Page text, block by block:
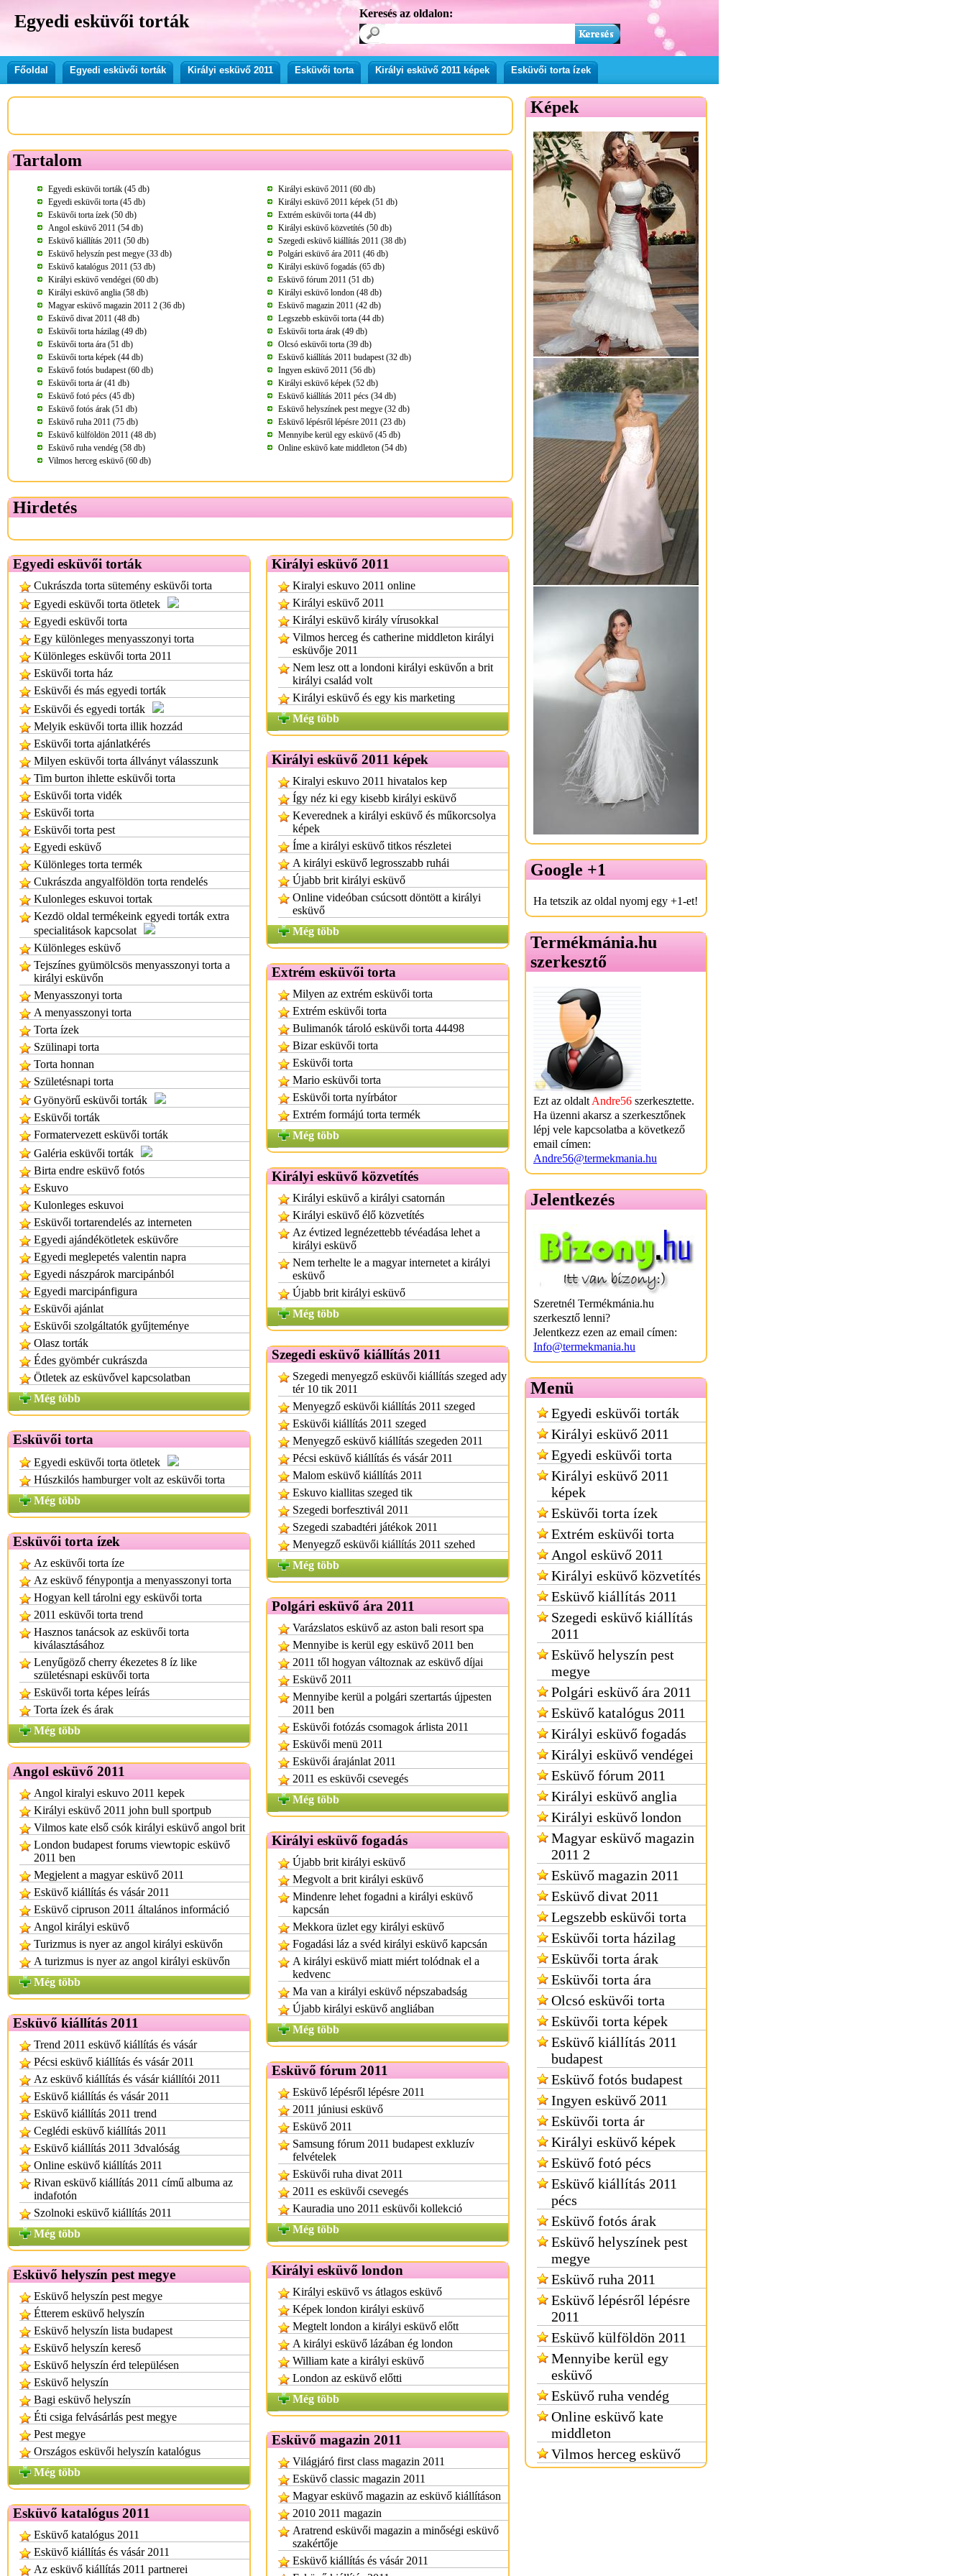
Egyedi esküvői torták Keresés az oldalon:
Főoldal Egyedi esküvői torták Királyi esküvő 2011 Esküvői torta Királyi esküvő 2011 képek Esküvői torta ízek
Tartalom
Egyedi esküvői torták (45 db)
Királyi esküvő 2011 (60 db)
Egyedi esküvői torta (45 db)
Királyi esküvő 2011 képek (51 db)
Esküvői torta ízek (50 db)
Extrém esküvői torta (44 db)
Angol esküvő 2011 (54 db)
Királyi esküvő közvetítés (50 db)
Esküvő kiállítás 2011 (50 db)
Szegedi esküvő kiállítás 2011 (38 db)
Esküvő helyszín pest megye (33 db)
Polgári esküvő ára 2011 (46 db)
Esküvő katalógus 2011 (53 db)
Királyi esküvő fogadás (65 db)
Királyi esküvő vendégei (60 db)
Esküvő fórum 2011 (51 db)
Királyi esküvő anglia (58 db)
Királyi esküvő london (48 db)
Magyar esküvő magazin 2011 2 (36 db)
Esküvő magazin 2011 (42 db)
Esküvő divat 2011 (48 db)
Legszebb esküvői torta (44 db)
Esküvői torta házilag (49 db)
Esküvői torta árak (49 db)
Esküvői torta ára (51 db)
Olcsó esküvői torta (39 db)
Esküvői torta képek (44 db)
Esküvő kiállítás 2011 budapest (32 db)
Esküvő fotós budapest (60 db)
Ingyen esküvő 2011 (56 db)
Esküvői torta ár (41 db)
Királyi esküvő képek (52 db)
Esküvő fotó pécs (45 db)
Esküvő kiállítás 2011 pécs (34 db)
Esküvő fotós árak (51 db)
Esküvő helyszínek pest megye (32 db)
Esküvő ruha 2011 (75 db)
Esküvő lépésről lépésre 2011 (23 db)
Esküvő külföldön 2011 (48 db)
Mennyibe kerül egy esküvő (45 db)
Esküvő ruha vendég (58 db)
Online esküvő kate middleton (54 db)
Vilmos herceg esküvő (60 db)
Hirdetés
Egyedi esküvői torták
Cukrászda torta sütemény esküvői torta
Egyedi esküvői torta ötletek
Egyedi esküvői torta
Egy különleges menyasszonyi torta
Különleges esküvői torta 2011
Esküvői torta ház
Esküvői és más egyedi torták
Esküvői és egyedi torták
Melyik esküvői torta illik hozzád
Esküvői torta ajánlatkérés
Milyen esküvői torta állványt válasszunk
Tim burton ihlette esküvői torta
Esküvői torta vidék
Esküvői torta
Esküvői torta pest
Egyedi esküvő
Különleges torta termék
Cukrászda angyalföldön torta rendelés
Kulonleges eskuvoi tortak
Kezdö oldal termékeink egyedi torták extra
specialitások kapcsolat
Különleges esküvő
Tejszínes gyümölcsös menyasszonyi torta a
királyi esküvőn
Menyasszonyi torta
A menyasszonyi torta
Torta ízek
Szülinapi torta
Torta honnan
Születésnapi torta
Gyönyörű esküvői torták
Esküvői torták
Formatervezett esküvői torták
Galéria esküvői torták
Birta endre esküvő fotós
Eskuvo
Kulonleges eskuvoi
Esküvői tortarendelés az interneten
Egyedi ajándékötletek esküvőre
Egyedi meglepetés valentin napra
Egyedi nászpárok marcipánból
Egyedi marcipánfigura
Esküvői ajánlat
Esküvői szolgáltatók gyűjteménye
Olasz torták
Édes gyömbér cukrászda
Ötletek az esküvővel kapcsolatban
Még több
Esküvői torta
Egyedi esküvői torta ötletek
Húszkilós hamburger volt az esküvői torta
Még több
Esküvői torta ízek
Az esküvői torta íze
Az esküvő fénypontja a menyasszonyi torta
Hogyan kell tárolni egy esküvői torta
2011 esküvői torta trend
Hasznos tanácsok az esküvői torta
kiválasztásához
Lenyűgöző cherry ékezetes 8 íz like
születésnapi esküvői torta
Esküvői torta képes leírás
Torta ízek és árak
Még több
Angol esküvő 2011
Angol kiralyi eskuvo 2011 kepek
Királyi esküvő 2011 john bull sportpub
Vilmos kate első csók királyi esküvő angol brit
London budapest forums viewtopic esküvő
2011 ben
Megjelent a magyar esküvő 2011
Esküvő kiállítás és vásár 2011
Esküvő cipruson 2011 általános információ
Angol királyi esküvő
Turizmus is nyer az angol királyi esküvőn
A turizmus is nyer az angol királyi esküvőn
Még több
Esküvő kiállítás 2011
Trend 2011 esküvő kiállítás és vásár
Pécsi esküvő kiállítás és vásár 2011
Az esküvő kiállítás és vásár kiállítói 2011
Esküvő kiállítás és vásár 2011
Esküvő kiállítás 2011 trend
Ceglédi esküvő kiállítás 2011
Esküvő kiállítás 2011 3dvalóság
Online esküvő kiállítás 2011
Rivan esküvő kiállítás 2011 című albuma az
indafotón
Szolnoki esküvő kiállítás 2011
Még több
Esküvő helyszín pest megye
Esküvő helyszín pest megye
Étterem esküvő helyszín
Esküvő helyszín lista budapest
Esküvő helyszín kereső
Esküvő helyszín érd településen
Esküvő helyszín
Bagi esküvő helyszín
Éti csiga felvásárlás pest megye
Pest megye
Országos esküvői helyszín katalógus
Még több
Esküvő katalógus 2011
Esküvő katalógus 2011
Esküvő kiállítás és vásár 2011
Az esküvő kiállítás 2011 partnerei
Királyi esküvő 2011
Kiralyi eskuvo 2011 online
Királyi esküvő 2011
Királyi esküvő király vírusokkal
Vilmos herceg és catherine middleton királyi
esküvője 2011
Nem lesz ott a londoni királyi esküvőn a brit
királyi család volt
Királyi esküvő és egy kis marketing
Még több
Királyi esküvő 2011 képek
Kiralyi eskuvo 2011 hivatalos kep
Így néz ki egy kisebb királyi esküvő
Keverednek a királyi esküvő és műkorcsolya
képek
Íme a királyi esküvő titkos részletei
A királyi esküvő legrosszabb ruhái
Újabb brit királyi esküvő
Online videóban csúcsott döntött a királyi
esküvő
Még több
Extrém esküvői torta
Milyen az extrém esküvői torta
Extrém esküvői torta
Bulimanók tároló esküvői torta 44498
Bizar esküvői torta
Esküvői torta
Mario esküvői torta
Esküvői torta nyírbátor
Extrém formájú torta termék
Még több
Királyi esküvő közvetítés
Királyi esküvő a királyi csatornán
Királyi esküvő élő közvetítés
Az évtized legnézettebb tévéadása lehet a
királyi esküvő
Nem terhelte le a magyar internetet a királyi
esküvő
Újabb brit királyi esküvő
Még több
Szegedi esküvő kiállítás 2011
Szegedi menyegző esküvői kiállítás szeged ady
tér 10 tik 2011
Menyegző esküvői kiállítás 2011 szeged
Esküvői kiállítás 2011 szeged
Menyegző esküvő kiállítás szegeden 2011
Pécsi esküvő kiállítás és vásár 2011
Malom esküvő kiállítás 2011
Eskuvo kiallitas szeged tik
Szegedi borfesztivál 2011
Szegedi szabadtéri játékok 2011
Menyegző esküvői kiállítás 2011 szehed
Még több
Polgári esküvő ára 2011
Varázslatos esküvő az aston bali resort spa
Mennyibe is kerül egy esküvő 2011 ben
2011 től hogyan változnak az esküvő díjai
Esküvő 2011
Mennyibe kerül a polgári szertartás újpesten
2011 ben
Esküvői fotózás csomagok árlista 2011
Esküvői menü 2011
Esküvői árajánlat 2011
2011 es esküvői csevegés
Még több
Királyi esküvő fogadás
Újabb brit királyi esküvő
Megvolt a brit királyi esküvő
Mindenre lehet fogadni a királyi esküvő
kapcsán
Mekkora üzlet egy királyi esküvő
Fogadási láz a svéd királyi esküvő kapcsán
A királyi esküvő miatt miért tolódnak el a
kedvenc
Ma van a királyi esküvő népszabadság
Újabb királyi esküvő angliában
Még több
Esküvő fórum 2011
Esküvő lépésről lépésre 2011
2011 júniusi esküvő
Esküvő 2011
Samsung fórum 2011 budapest exkluzív
felvételek
Esküvői ruha divat 2011
2011 es esküvői csevegés
Kauradia uno 2011 esküvői kollekció
Még több
Királyi esküvő london
Királyi esküvő vs átlagos esküvő
Képek london királyi esküvő
Megtelt london a királyi esküvő előtt
A királyi esküvő lázában ég london
William kate a királyi esküvő
London az esküvő előtti
Még több
Esküvő magazin 2011
Világjáró first class magazin 2011
Esküvő classic magazin 2011
Magyar esküvő magazin az esküvő kiállításon
2010 2011 magazin
Aratrend esküvői magazin a minőségi esküvő
szakértője
Esküvő kiállítás és vásár 2011
Képek
Google +1
Ha tetszik az oldal nyomj egy +1-et!
Termékmánia.hu
szerkesztő
Ezt az oldalt Andre56 szerkesztette.
Ha üzenni akarsz a szerkesztőnek
lépj vele kapcsolatba a következő
email címen:
Andre56@termekmania.hu
Jelentkezés
Szeretnél Termékmánia.hu
szerkesztő lenni?
Jelentkezz ezen az email címen:
Info@termekmania.hu
Menü
Egyedi esküvői torták
Királyi esküvő 2011
Egyedi esküvői torta
Királyi esküvő 2011
képek
Esküvői torta ízek
Extrém esküvői torta
Angol esküvő 2011
Királyi esküvő közvetítés
Esküvő kiállítás 2011
Szegedi esküvő kiállítás
2011
Esküvő helyszín pest
megye
Polgári esküvő ára 2011
Esküvő katalógus 2011
Királyi esküvő fogadás
Királyi esküvő vendégei
Esküvő fórum 2011
Királyi esküvő anglia
Királyi esküvő london
Magyar esküvő magazin
2011 2
Esküvő magazin 2011
Esküvő divat 2011
Legszebb esküvői torta
Esküvői torta házilag
Esküvői torta árak
Esküvői torta ára
Olcsó esküvői torta
Esküvői torta képek
Esküvő kiállítás 2011
budapest
Esküvő fotós budapest
Ingyen esküvő 2011
Esküvői torta ár
Királyi esküvő képek
Esküvő fotó pécs
Esküvő kiállítás 2011
pécs
Esküvő fotós árak
Esküvő helyszínek pest
megye
Esküvő ruha 2011
Esküvő lépésről lépésre
2011
Esküvő külföldön 2011
Mennyibe kerül egy
esküvő
Esküvő ruha vendég
Online esküvő kate
middleton
Vilmos herceg esküvő